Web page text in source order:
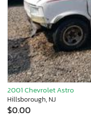
2001 Chevrolet Astro
Hillsborough, NJ
$0.00